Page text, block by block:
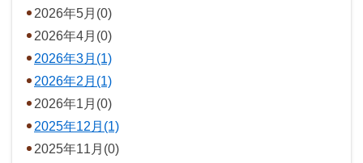
2026年5月(0)
2026年4月(0)
2026年3月(1)
2026年2月(1)
2026年1月(0)
2025年12月(1)
2025年11月(0)